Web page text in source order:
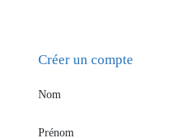
Créer un compte
Nom
Prénom